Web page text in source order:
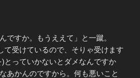
ですか。もうええて」と一蹴。
て受けているので、そりゃ受けます
とっていかないとダメなんですか
あかんのですから。何も悪いこと